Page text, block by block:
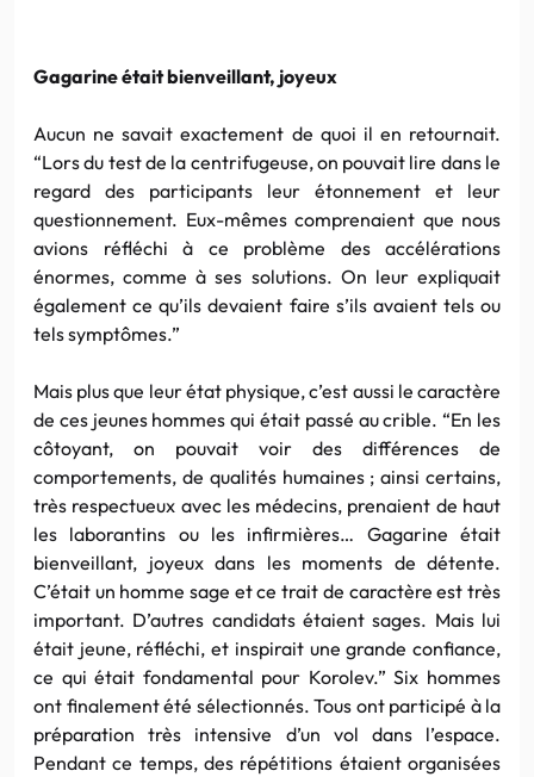
Gagarine était bienveillant, joyeux
Aucun ne savait exactement de quoi il en retournait.
“Lors du test de la centrifugeuse, on pouvait lire dans le
regard des participants leur étonnement et leur
questionnement. Eux-mêmes comprenaient que nous
avions réfléchi à ce problème des accélérations
énormes, comme à ses solutions. On leur expliquait
également ce qu’ils devaient faire s’ils avaient tels ou
tels symptômes.”
Mais plus que leur état physique, c’est aussi le caractère
de ces jeunes hommes qui était passé au crible. “En les
côtoyant, on pouvait voir des différences de
comportements, de qualités humaines ; ainsi certains,
très respectueux avec les médecins, prenaient de haut
les laborantins ou les infirmières… Gagarine était
bienveillant, joyeux dans les moments de détente.
C’était un homme sage et ce trait de caractère est très
important. D’autres candidats étaient sages. Mais lui
était jeune, réfléchi, et inspirait une grande confiance,
ce qui était fondamental pour Korolev.” Six hommes
ont finalement été sélectionnés. Tous ont participé à la
préparation très intensive d’un vol dans l’espace.
Pendant ce temps, des répétitions étaient organisées